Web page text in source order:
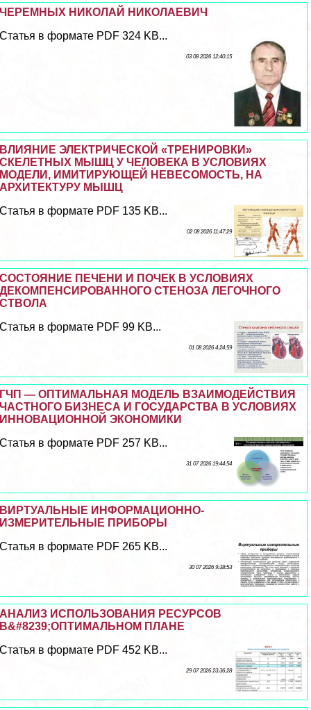
ЧЕРЕМНЫХ НИКОЛАЙ НИКОЛАЕВИЧ
Статья в формате PDF 324 KB...
03 08 2026 12:40:15
ВЛИЯНИЕ ЭЛЕКТРИЧЕСКОЙ «ТРЕНИРОВКИ»
СКЕЛЕТНЫХ МЫШЦ У ЧЕЛОВЕКА В УСЛОВИЯХ
МОДЕЛИ, ИМИТИРУЮЩЕЙ НЕВЕСОМОСТЬ, НА
АРХИТЕКТУРУ МЫШЦ
Статья в формате PDF 135 KB...
02 08 2026 11:47:29
СОСТОЯНИЕ ПЕЧЕНИ И ПОЧЕК В УСЛОВИЯХ
ДЕКОМПЕНСИРОВАННОГО СТЕНОЗА ЛЕГОЧНОГО
СТВОЛА
Статья в формате PDF 99 KB...
01 08 2026 4:24:59
ГЧП — ОПТИМАЛЬНАЯ МОДЕЛЬ ВЗАИМОДЕЙСТВИЯ
ЧАСТНОГО БИЗНЕСА И ГОСУДАРСТВА В УСЛОВИЯХ
ИННОВАЦИОННОЙ ЭКОНОМИКИ
Статья в формате PDF 257 KB...
31 07 2026 19:44:54
ВИРТУАЛЬНЫЕ ИНФОРМАЦИОННО-
ИЗМЕРИТЕЛЬНЫЕ ПРИБОРЫ
Статья в формате PDF 265 KB...
30 07 2026 9:38:53
АНАЛИЗ ИСПОЛЬЗОВАНИЯ РЕСУРСОВ
В&#8239;ОПТИМАЛЬНОМ ПЛАНЕ
Статья в формате PDF 452 KB...
29 07 2026 23:36:28